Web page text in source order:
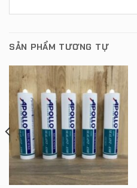
SẢN PHẨM TƯƠNG TỰ